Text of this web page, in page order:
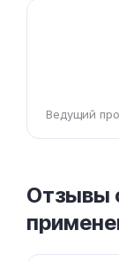
Ведущий
Отзывы